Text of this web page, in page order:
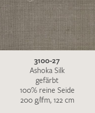
3100-27
Ashoka Silk
gefärbt
100% reine Seide
200 g/lfm, 122 cm